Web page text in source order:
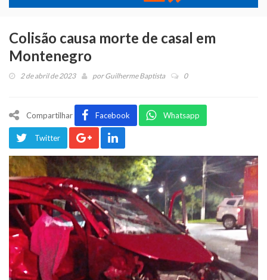
Colisão causa morte de casal em
Montenegro
2 de abril de 2023 porGuilherme Baptista 0
Compartilhar Facebook Whatsapp
Twitter